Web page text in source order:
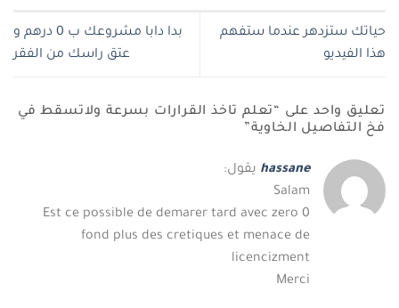
حياتك ستزدهر عندما ستفهم
هذا الفيديو
بدا دابا مشروعك ب 0 درهم و
عتق راسك من الفقر
تعليق واحد على “تعلم تاخذ القرارات بسرعة ولاتسقط في
فخ التفاصيل الخاوية”
hassane يقول:
Salam
Est ce possible de demarer tard avec zero 0
fond plus des cretiques et menace de
licencizment
Merci